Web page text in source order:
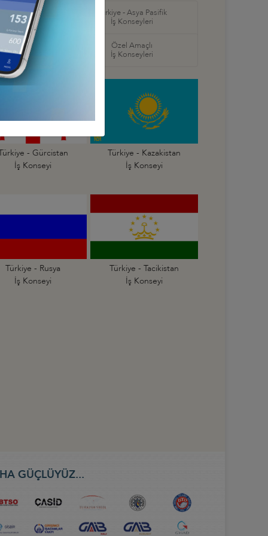
Amerika ve
Konseyleri
Türkiye - Asya Pasifik
İş Konseyleri
Özel Amaçlı
İş Konseyleri
- Gürcistan
İş Konseyi
Türkiye - Kazakistan
İş Konseyi
Türkiye - Rusya
İş Konseyi
Türkiye - Tacikistan
İş Konseyi
GÜÇLÜYÜZ...